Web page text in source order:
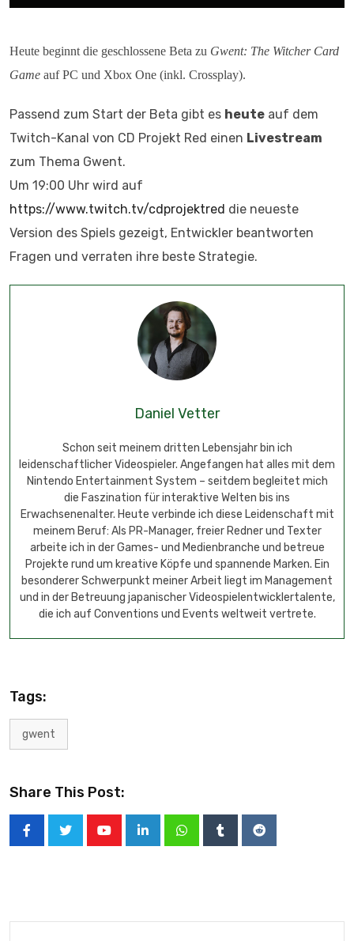
Heute beginnt die geschlossene Beta zu Gwent: The Witcher Card
Game auf PC und Xbox One (inkl. Crossplay).
Passend zum Start der Beta gibt es heute auf dem
Twitch-Kanal von CD Projekt Red einen Livestream
zum Thema Gwent.
Um 19:00 Uhr wird auf
https://www.twitch.tv/cdprojektred die neueste
Version des Spiels gezeigt, Entwickler beantworten
Fragen und verraten ihre beste Strategie.
Daniel Vetter
Schon seit meinem dritten Lebensjahr bin ich
leidenschaftlicher Videospieler. Angefangen hat alles mit dem
Nintendo Entertainment System – seitdem begleitet mich
die Faszination für interaktive Welten bis ins
Erwachsenenalter. Heute verbinde ich diese Leidenschaft mit
meinem Beruf: Als PR-Manager, freier Redner und Texter
arbeite ich in der Games- und Medienbranche und betreue
Projekte rund um kreative Köpfe und spannende Marken. Ein
besonderer Schwerpunkt meiner Arbeit liegt im Management
und in der Betreuung japanischer Videospielentwicklertalente,
die ich auf Conventions und Events weltweit vertrete.
Tags:
gwent
Share This Post: